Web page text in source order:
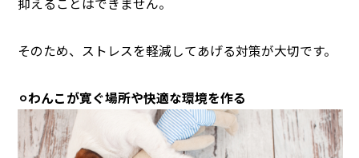
そのため、ストレスを軽減してあげる対策が大切です。
⚪︎わんこが寛ぐ場所や快適な環境を作る